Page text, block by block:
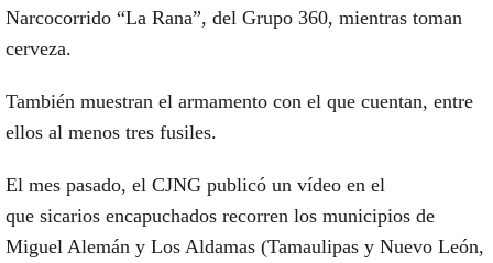
Narcocorrido “La Rana”, del Grupo 360, mientras toman
cerveza.
También muestran el armamento con el que cuentan, entre
ellos al menos tres fusiles.
El mes pasado, el CJNG publicó un vídeo en el
que sicarios encapuchados recorren los municipios de
Miguel Alemán y Los Aldamas (Tamaulipas y Nuevo León,